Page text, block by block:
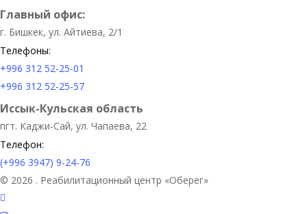
Главный офис:
г. Бишкек, ул. Айтиева, 2/1
Телефоны:
+996 312 52-25-01
+996 312 52-25-57
Иссык-Кульская область
пгт. Каджи-Сай, ул. Чапаева, 22
Телефон:
(+996 3947) 9-24-76
© 2026 . Реабилитационный центр «Оберег»
facebook